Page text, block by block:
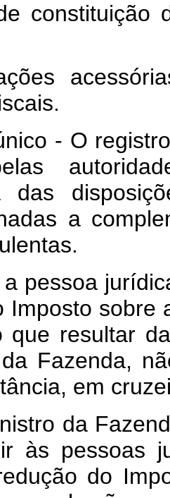
constituição
- O
das
a
a pessoa
Imposto sobre
que resultar
Fazenda,
em
da
às pessoas
do